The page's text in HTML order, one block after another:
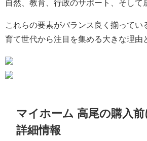
自然、教育、行政のサポート、そして
これらの要素がバランス良く揃ってい
育て世代から注目を集める大きな理由
マイホーム 高尾の購入前
詳細情報